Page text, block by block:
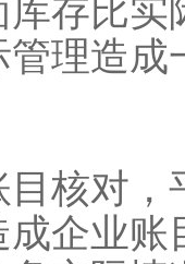
库存比
理造
核对
企业账